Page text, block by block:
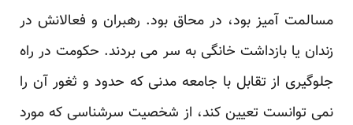
مسالمت آمیز بود، در محاق بود. رهبران و فعالانش در
زندان یا بازداشت خانگی به سر می بردند. حکومت در راه
جلوگیری از تقابل با جامعه مدنی که حدود و ثغور آن را
نمی توانست تعیین کند، از شخصیت سرشناسی که مورد